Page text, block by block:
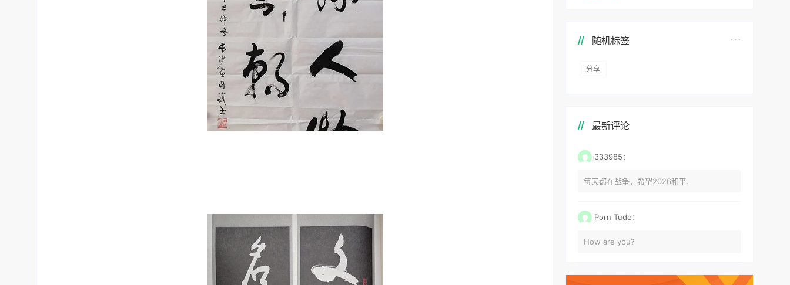
随机标签
分享
最新评论
333985：
每天都在战争，希望2026和平.
Porn Tude：
How are you?